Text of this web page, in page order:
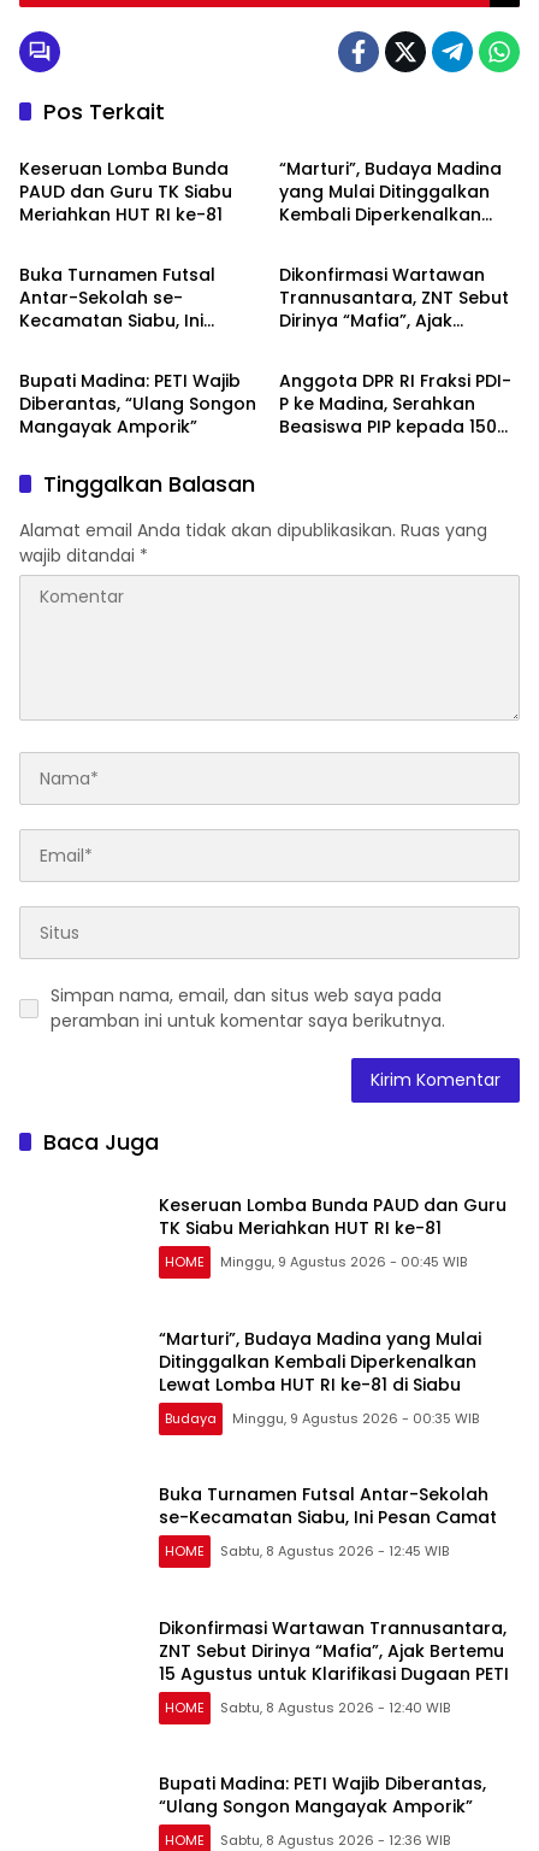
Pos Terkait
HOME
Keseruan Lomba Bunda
PAUD dan Guru TK Siabu
Meriahkan HUT RI ke-81
“Marturi”, Budaya Madina
yang Mulai Ditinggalkan
Kembali Diperkenalkan
HOME
Buka Turnamen Futsal
Antar-Sekolah se-
Kecamatan Siabu, Ini
HOME
Dikonfirmasi Wartawan
Trannusantara, ZNT Sebut
Dirinya “Mafia”, Ajak
HOME
Bupati Madina: PETI Wajib
Diberantas, “Ulang Songon
Mangayak Amporik”
HOME
Anggota DPR RI Fraksi PDI-
P ke Madina, Serahkan
Beasiswa PIP kepada 150
Tinggalkan Balasan
Alamat email Anda tidak akan dipublikasikan. Ruas yang
wajib ditandai *
Simpan nama, email, dan situs web saya pada
peramban ini untuk komentar saya berikutnya.
Baca Juga
Keseruan Lomba Bunda PAUD dan Guru
TK Siabu Meriahkan HUT RI ke-81
HOME Minggu, 9 Agustus 2026 - 00:45 WIB
“Marturi”, Budaya Madina yang Mulai
Ditinggalkan Kembali Diperkenalkan
Lewat Lomba HUT RI ke-81 di Siabu
Budaya Minggu, 9 Agustus 2026 - 00:35 WIB
Buka Turnamen Futsal Antar-Sekolah
se-Kecamatan Siabu, Ini Pesan Camat
HOME Sabtu, 8 Agustus 2026 - 12:45 WIB
Dikonfirmasi Wartawan Trannusantara,
ZNT Sebut Dirinya “Mafia”, Ajak Bertemu
15 Agustus untuk Klarifikasi Dugaan PETI
HOME Sabtu, 8 Agustus 2026 - 12:40 WIB
Bupati Madina: PETI Wajib Diberantas,
“Ulang Songon Mangayak Amporik”
HOME Sabtu, 8 Agustus 2026 - 12:36 WIB